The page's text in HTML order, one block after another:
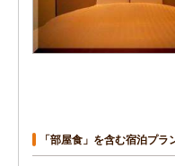
「部屋食」を含む宿泊プラ